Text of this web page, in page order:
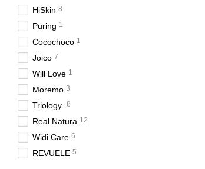
HiSkin 8
Puring 1
Cocochoco 1
Joico 7
Will Love 1
Moremo 3
Triology 8
Real Natura 12
Widi Care 6
REVUELE 5